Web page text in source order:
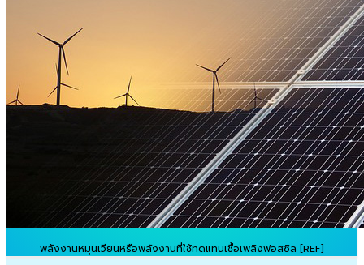
พลังงานหมุนเวียนหรือพลังงานที่ใช้ทดแทนเชื้อเพลิงฟอสซิล [REF]